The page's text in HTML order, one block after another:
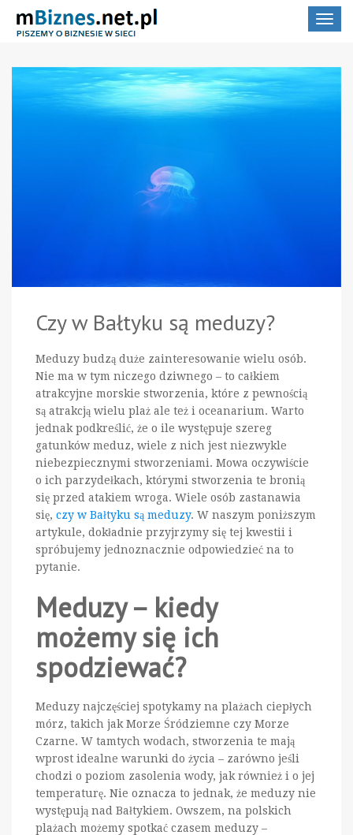
Toggle
Czy w Bałtyku są meduzy?
Meduzy budzą duże zainteresowanie wielu osób.
Nie ma w tym niczego dziwnego – to całkiem
atrakcyjne morskie stworzenia, które z pewnością
są atrakcją wielu plaż ale też i oceanarium. Warto
jednak podkreślić, że o ile występuje szereg
gatunków meduz, wiele z nich jest niezwykle
niebezpiecznymi stworzeniami. Mowa oczywiście
o ich parzydełkach, którymi stworzenia te bronią
się przed atakiem wroga. Wiele osób zastanawia
się, czy w Bałtyku są meduzy. W naszym poniższym
artykule, dokładnie przyjrzymy się tej kwestii i
spróbujemy jednoznacznie odpowiedzieć na to
pytanie.
Meduzy – kiedy
możemy się ich
spodziewać?
Meduzy najczęściej spotykamy na plażach ciepłych
mórz, takich jak Morze Śródziemne czy Morze
Czarne. W tamtych wodach, stworzenia te mają
wprost idealne warunki do życia – zarówno jeśli
chodzi o poziom zasolenia wody, jak również i o jej
temperaturę. Nie oznacza to jednak, że meduzy nie
występują nad Bałtykiem. Owszem, na polskich
plażach możemy spotkać czasem meduzy –